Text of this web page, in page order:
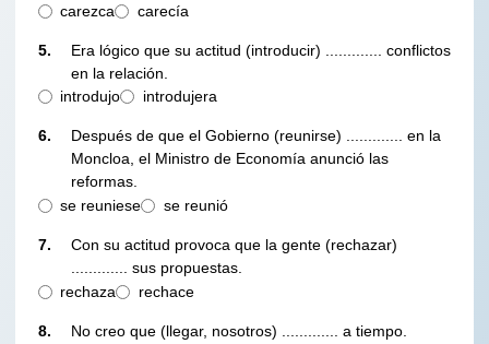
carezca
carecía
5.
Era lógico que su actitud (introducir) ............. conflictos
en la relación.
introdujo
introdujera
6.
Después de que el Gobierno (reunirse) ............. en la
Moncloa, el Ministro de Economía anunció las
reformas.
se reuniese
se reunió
7.
Con su actitud provoca que la gente (rechazar)
............. sus propuestas.
rechaza
rechace
8.
No creo que (llegar, nosotros) ............. a tiempo.